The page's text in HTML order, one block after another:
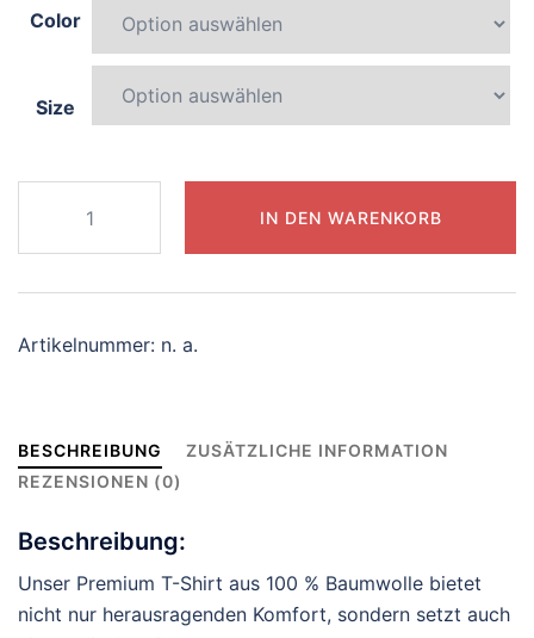
Color
Size
centaur
Menge
IN DEN WARENKORB
Artikelnummer: n. a.
BESCHREIBUNG
ZUSÄTZLICHE INFORMATION
REZENSIONEN (0)
Beschreibung:
Unser Premium T-Shirt aus 100 % Baumwolle bietet
nicht nur herausragenden Komfort, sondern setzt auch